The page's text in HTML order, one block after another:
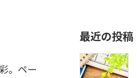
。ペー
最近の投稿